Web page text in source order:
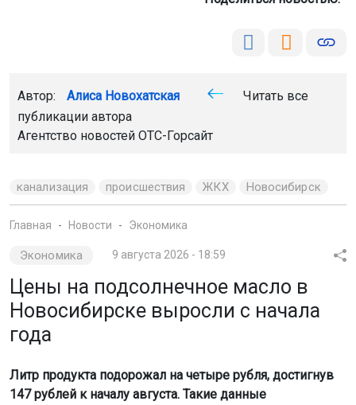
Автор: Алиса Новохатская
Читать все
публикации автора
Агентство новостей ОТС-Горсайт
канализация происшествия ЖКХ Новосибирск
Главная Новости Экономика
Экономика 9 августа 2026 - 18:59
Цены на подсолнечное масло в
Новосибирске выросли с начала
года
Литр продукта подорожал на четыре рубля, достигнув
147 рублей к началу августа. Такие данные